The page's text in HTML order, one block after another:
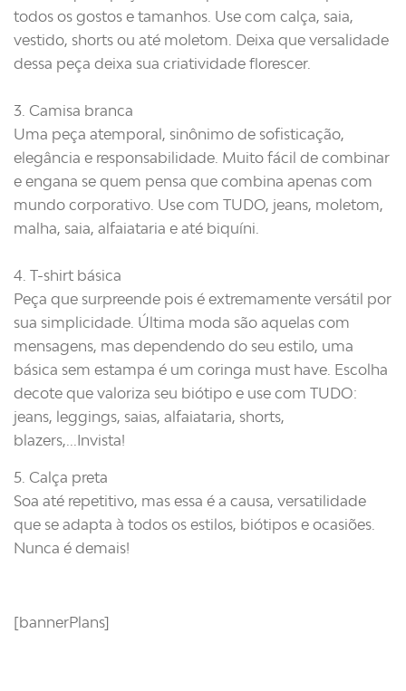
todos os gostos e tamanhos. Use com calça, saia,
vestido, shorts ou até moletom. Deixa que versalidade
dessa peça deixa sua criatividade florescer.
3. Camisa branca
Uma peça atemporal, sinônimo de sofisticação,
elegância e responsabilidade. Muito fácil de combinar
e engana se quem pensa que combina apenas com
mundo corporativo. Use com TUDO, jeans, moletom,
malha, saia, alfaiataria e até biquíni.
4. T-shirt básica
Peça que surpreende pois é extremamente versátil por
sua simplicidade. Última moda são aquelas com
mensagens, mas dependendo do seu estilo, uma
básica sem estampa é um coringa must have. Escolha
decote que valoriza seu biótipo e use com TUDO:
jeans, leggings, saias, alfaiataria, shorts,
blazers,...Invista!
5. Calça preta
Soa até repetitivo, mas essa é a causa, versatilidade
que se adapta à todos os estilos, biótipos e ocasiões.
Nunca é demais!
[bannerPlans]